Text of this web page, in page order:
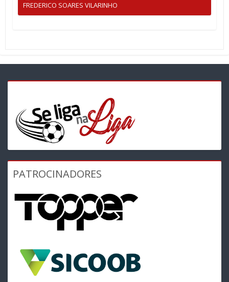
FREDERICO SOARES VILARINHO
PATROCINADORES